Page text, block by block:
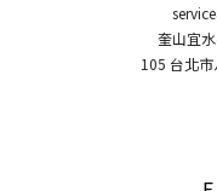
奎山宜
105 台北